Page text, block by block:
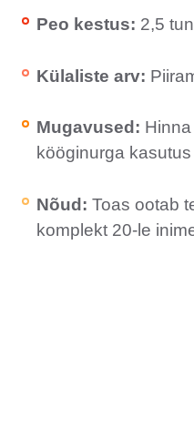
Peo kestus: 2,5
Külaliste arv:
Mugavused:
kööginurga
Nõud: Toas ootab
komplekt 20-le